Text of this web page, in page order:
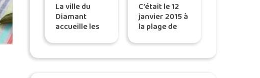
La ville du
Diamant
accueille les
Maryse de
plein air
C’était le 12
janvier 2015 à
la plage de